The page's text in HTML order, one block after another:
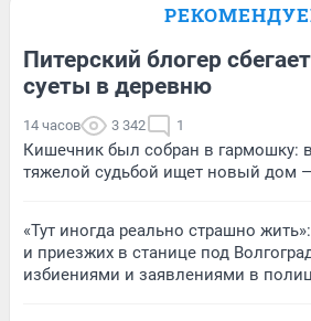
Питерский блогер
суеты в деревню
14 часов 3 342 1
Кишечник был собран в гармошку:
тяжелой судьбой ищет новый дом
«Тут иногда реально страшно
и приезжих в станице под
избиениями и заявлениями в